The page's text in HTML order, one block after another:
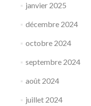
janvier 2025
décembre 2024
octobre 2024
septembre 2024
août 2024
juillet 2024